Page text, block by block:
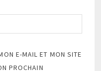
E-MAIL ET MON SITE
PROCHAIN